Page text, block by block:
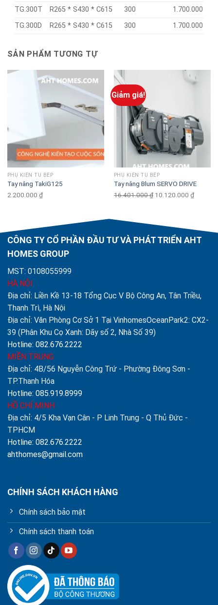
TG.300T
R265 * S430 * C615 300
1.700.000
TG.300D
R265 * S430 * C615 300 1.700.000
SẢN PHẨM TƯƠNG TỰ
PHỤ KIỆN TỦ BẾP
Tay nâng TakiG125
2.200.000 ₫
Giảm giá!
PHỤ KIỆN TỦ BẾP
Tay nâng Blum SERVO DRIVE
16.401.000₫ Original
16.401.000 ₫.
10.120.000 ₫Current
CÔNG TY CỔ PHẦN ĐẦU TƯ VÀ PHÁT TRIỂN AHT
HOMES GROUP
MST: 0108055999
HÀ NỘI
Địa chỉ: Liền Kề 13-18 Tổng Cục V Bộ Công An, Tân Triều,
Thanh Trì, Hà Nội
Địa chỉ: Văn Phòng Cơ Sở 1 Tại VinhomesOceanPark2: CX2-
39 (Phân Khu Cọ Xanh: Dãy số 2, Nhà Số 39)
Hotline: 082.676.2222
MIỀN TRUNG
Địa chỉ: 4B/56 Nguyễn Công Trứ - Phường Đông Sơn -
TP.Thanh Hóa
Hotline: 085.919.8999
HỒ CHÍ MINH
Địa chỉ: 4/5 Kha Vạn Cân - P Linh Trung - Q Thủ Đức -
TPHCM
Hotline: 082.676.2222
ahthomes@gmail.com
CHÍNH SÁCH KHÁCH HÀNG
Chính sách bảo mật
Chính sách thanh toán